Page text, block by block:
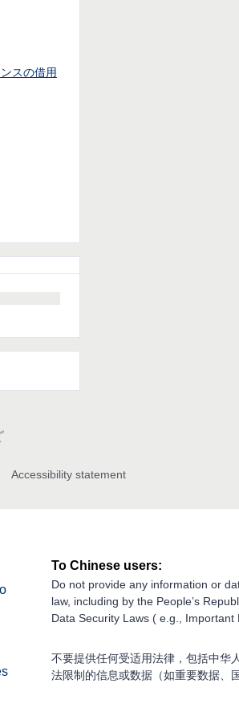
スの借用
Accessibility statement
To Chinese users:
Do not provide any information or
law, including by the People’s
Data Security Laws ( e.g., Important
不要提供任何受适用法律，包括中华
法限制的信息或数据（如重要数据、